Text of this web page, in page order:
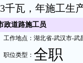
千瓦，年施工生
政道路施工员
工作地点： 湖北省-武汉市-武
职位类型： 全职